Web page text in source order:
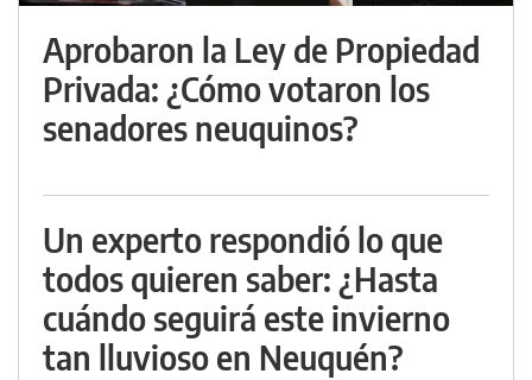
Aprobaron la Ley de Propiedad
Privada: ¿Cómo votaron los
senadores neuquinos?
Un experto respondió lo que
todos quieren saber: ¿Hasta
cuándo seguirá este invierno
tan lluvioso en Neuquén?